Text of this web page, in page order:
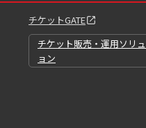
チケットGATE
チケット販売・運用ソリ
ョン